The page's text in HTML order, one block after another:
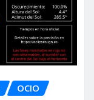
OCIO